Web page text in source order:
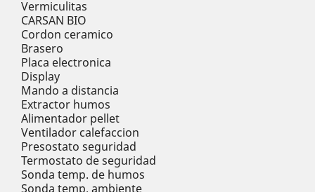
Vermiculitas
CARSAN BIO
Cordon ceramico
Brasero
Placa electronica
Display
Mando a distancia
Extractor humos
Alimentador pellet
Ventilador calefaccion
Presostato seguridad
Termostato de seguridad
Sonda temp. de humos
Sonda temp. ambiente